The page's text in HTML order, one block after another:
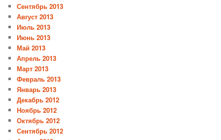
Сентябрь 2013
Август 2013
Июль 2013
Июнь 2013
Май 2013
Апрель 2013
Март 2013
Февраль 2013
Январь 2013
Декабрь 2012
Ноябрь 2012
Октябрь 2012
Сентябрь 2012